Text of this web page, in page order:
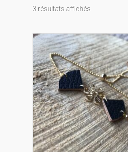
3 résultats affichés
décroissant